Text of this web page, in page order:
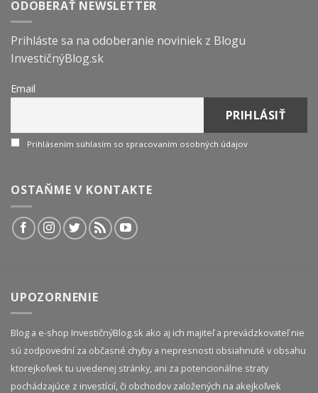
ODOBERAŤ NEWSLETTER
Prihláste sa na odoberanie noviniek z Blogu
InvestičnýBlog.sk
Email
Prihlásením súhlasím so spracovaním osobných údajov
OSTAŇME V KONTAKTE
UPOZORNENIE
Blog a e-shop InvestičnýBlog.sk ako aj ich majiteľ a prevádzkovateľ nie
sú zodpovední za občasné chyby a nepresnosti obsiahnuté v obsahu
ktorejkoľvek tu uvedenej stránky, ani za potencionálne straty
pochádzajúce z investícií, či obchodov založených na akejkoľvek